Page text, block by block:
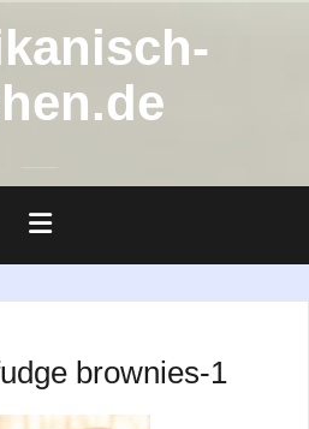
brownies-1